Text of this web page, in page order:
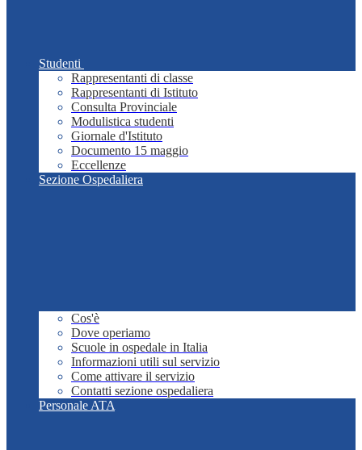
Studenti
Rappresentanti di classe
Rappresentanti di Istituto
Consulta Provinciale
Modulistica studenti
Giornale d'Istituto
Documento 15 maggio
Eccellenze
Sezione Ospedaliera
Cos'è
Dove operiamo
Scuole in ospedale in Italia
Informazioni utili sul servizio
Come attivare il servizio
Contatti sezione ospedaliera
Personale ATA